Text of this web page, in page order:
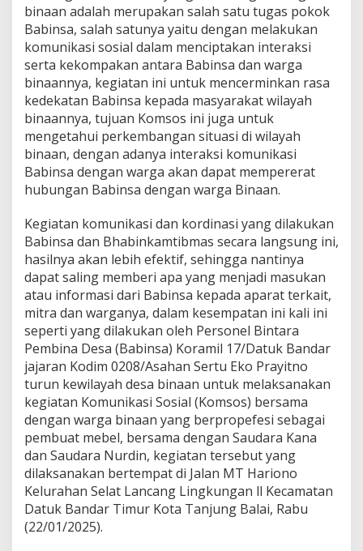
s
a
h
a
n
A
k
t
i
f
K
o
m
s
s
T
n
g
k
a
t
k
a
n
S
i
l
a
t
u
r
a
h
binaan adalah merupakan salah satu tugas pokok
Babinsa, salah satunya yaitu dengan melakukan
komunikasi sosial dalam menciptakan interaksi
serta kekompakan antara Babinsa dan warga
binaannya, kegiatan ini untuk mencerminkan rasa
kedekatan Babinsa kepada masyarakat wilayah
binaannya, tujuan Komsos ini juga untuk
mengetahui perkembangan situasi di wilayah
binaan, dengan adanya interaksi komunikasi
Babinsa dengan warga akan dapat mempererat
hubungan Babinsa dengan warga Binaan.
Kegiatan komunikasi dan kordinasi yang dilakukan
Babinsa dan Bhabinkamtibmas secara langsung ini,
hasilnya akan lebih efektif, sehingga nantinya
dapat saling memberi apa yang menjadi masukan
atau informasi dari Babinsa kepada aparat terkait,
mitra dan warganya, dalam kesempatan ini kali ini
seperti yang dilakukan oleh Personel Bintara
Pembina Desa (Babinsa) Koramil 17/Datuk Bandar
jajaran Kodim 0208/Asahan Sertu Eko Prayitno
turun kewilayah desa binaan untuk melaksanakan
kegiatan Komunikasi Sosial (Komsos) bersama
dengan warga binaan yang berpropefesi sebagai
pembuat mebel, bersama dengan Saudara Kana
dan Saudara Nurdin, kegiatan tersebut yang
dilaksanakan bertempat di Jalan MT Hariono
Kelurahan Selat Lancang Lingkungan ll Kecamatan
Datuk Bandar Timur Kota Tanjung Balai, Rabu
(22/01/2025).